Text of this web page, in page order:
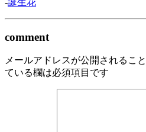
-誕生花
comment
メールアドレスが公開されるこ
ている欄は必須項目です